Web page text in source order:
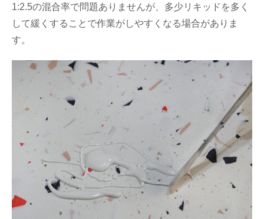
1:2.5の混合率で問題ありませんが、多少リキッドを多く
して緩くすることで作業がしやすくなる場合がありま
す。